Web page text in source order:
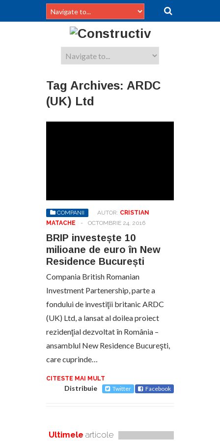
Tag Archives: ARDC
(UK) Ltd
COMPANII AUTOR: CRISTIAN
MATACHE
- OCTOMBRIE 24, 2016
BRIP investește 10
milioane de euro în New
Residence București
Compania British Romanian
Investment Partenership, parte a
fondului de investiţii britanic ARDC
(UK) Ltd, a lansat al doilea proiect
rezidenţial dezvoltat în România –
ansamblul New Residence Bucureşti,
care cuprinde…
CITESTE MAI MULT
Distribuie Twitter Facebook
Ultimele articole